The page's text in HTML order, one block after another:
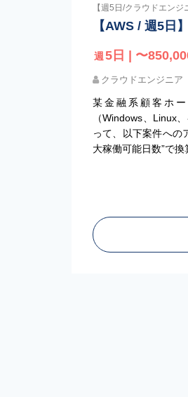
【週5日/クラウドエンジ
【AWS / 週5日
週 5日 | 〜
クラウドエンジニア
某金融系顧客ホ
（Windows、Linux
って、以下案件へ
大稼働可能日数”で換